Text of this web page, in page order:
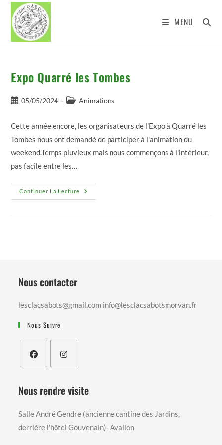
content
MENU
Expo Quarré les Tombes
Publication
05/05/2024
PostAnimations
Cette année encore, les organisateurs de l'Expo à Quarré les
Tombes nous ont demandé de participer à l'animation du
weekend.Temps pluvieux mais nous commençons à l'intérieur,
pas facile entre les…
Continuer La Lecture
Expo
Quarré
Nous contacter
lesclacsabots@gmail.com info@lesclacsabotsmorvan.fr
Nous Suivre
dans
un
nouvel
dans
un
nouvel
Nous rendre visite
Salle André Gendre (ancienne cantine des Jardins,
derrière l'hôtel Gouvenain)- Avallon